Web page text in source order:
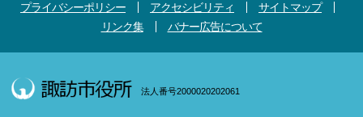
プライバシーポリシー
アクセシビリティ
サイトマップ
リンク集
バナー広告について
法人番号2000020202061